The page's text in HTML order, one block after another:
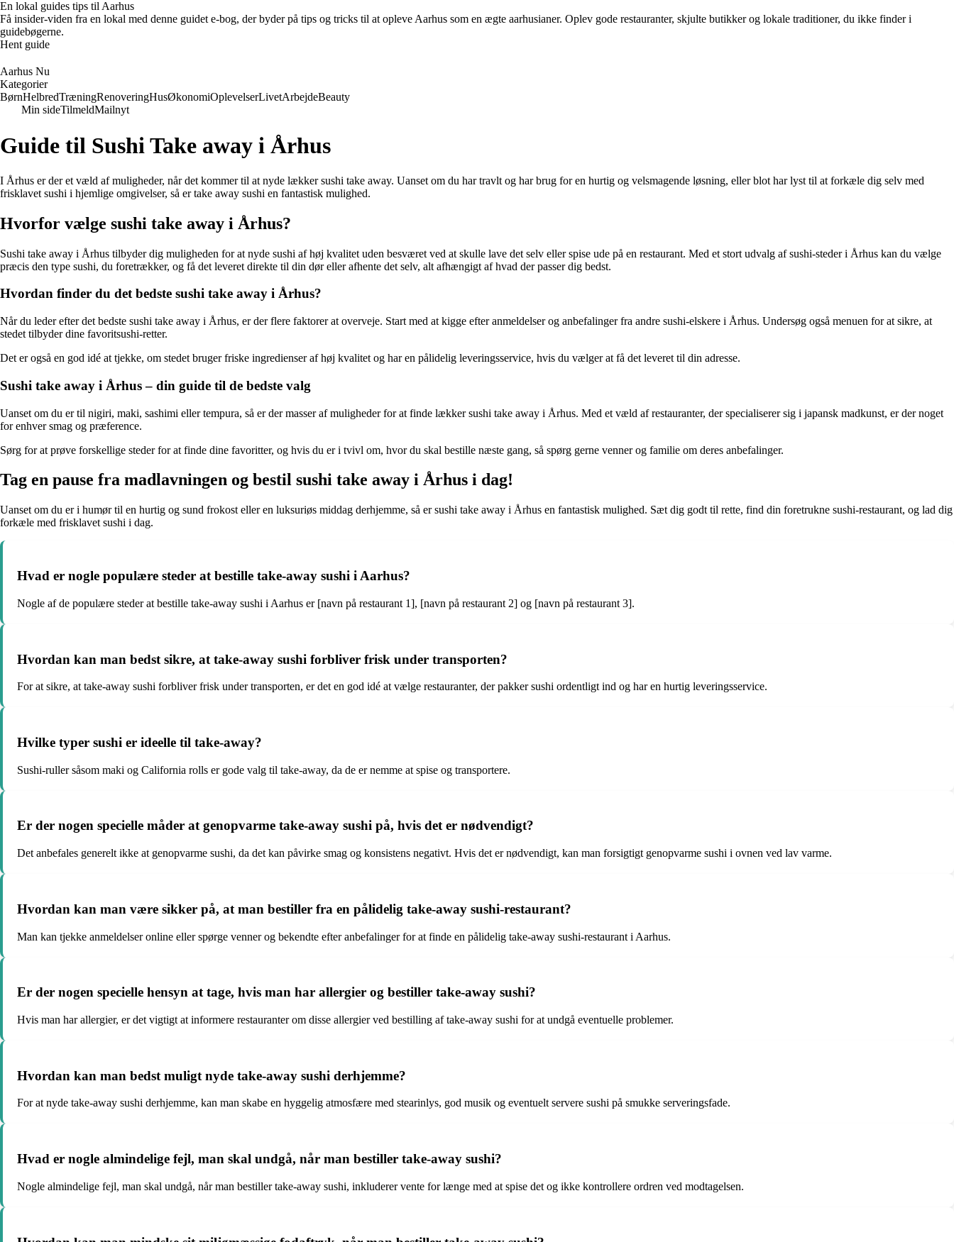
En lokal guides tips til Aarhus
Få insider-viden fra en lokal med denne guidet e-bog, der byder på tips og tricks til at opleve Aarhus som en ægte aarhusianer. Oplev gode restauranter, skjulte butikker og lokale traditioner, du ikke finder i
guidebøgerne.
Hent guide
Aarhus Nu
Kategorier
BørnHelbredTræningRenoveringHusØkonomiOplevelserLivetArbejdeBeauty
Min sideTilmeldMailnyt
Guide til Sushi Take away i Århus
I Århus er der et væld af muligheder, når det kommer til at nyde lækker sushi take away. Uanset om du har travlt og har brug for en hurtig og velsmagende løsning, eller blot har lyst til at forkæle dig selv med
frisklavet sushi i hjemlige omgivelser, så er take away sushi en fantastisk mulighed.
Hvorfor vælge sushi take away i Århus?
Sushi take away i Århus tilbyder dig muligheden for at nyde sushi af høj kvalitet uden besværet ved at skulle lave det selv eller spise ude på en restaurant. Med et stort udvalg af sushi-steder i Århus kan du vælge
præcis den type sushi, du foretrækker, og få det leveret direkte til din dør eller afhente det selv, alt afhængigt af hvad der passer dig bedst.
Hvordan finder du det bedste sushi take away i Århus?
Når du leder efter det bedste sushi take away i Århus, er der flere faktorer at overveje. Start med at kigge efter anmeldelser og anbefalinger fra andre sushi-elskere i Århus. Undersøg også menuen for at sikre, at
stedet tilbyder dine favoritsushi-retter.
Det er også en god idé at tjekke, om stedet bruger friske ingredienser af høj kvalitet og har en pålidelig leveringsservice, hvis du vælger at få det leveret til din adresse.
Sushi take away i Århus – din guide til de bedste valg
Uanset om du er til nigiri, maki, sashimi eller tempura, så er der masser af muligheder for at finde lækker sushi take away i Århus. Med et væld af restauranter, der specialiserer sig i japansk madkunst, er der noget
for enhver smag og præference.
Sørg for at prøve forskellige steder for at finde dine favoritter, og hvis du er i tvivl om, hvor du skal bestille næste gang, så spørg gerne venner og familie om deres anbefalinger.
Tag en pause fra madlavningen og bestil sushi take away i Århus i dag!
Uanset om du er i humør til en hurtig og sund frokost eller en luksuriøs middag derhjemme, så er sushi take away i Århus en fantastisk mulighed. Sæt dig godt til rette, find din foretrukne sushi-restaurant, og lad dig
forkæle med frisklavet sushi i dag.
Hvad er nogle populære steder at bestille take-away sushi i Aarhus?
Nogle af de populære steder at bestille take-away sushi i Aarhus er [navn på restaurant 1], [navn på restaurant 2] og [navn på restaurant 3].
Hvordan kan man bedst sikre, at take-away sushi forbliver frisk under transporten?
For at sikre, at take-away sushi forbliver frisk under transporten, er det en god idé at vælge restauranter, der pakker sushi ordentligt ind og har en hurtig leveringsservice.
Hvilke typer sushi er ideelle til take-away?
Sushi-ruller såsom maki og California rolls er gode valg til take-away, da de er nemme at spise og transportere.
Er der nogen specielle måder at genopvarme take-away sushi på, hvis det er nødvendigt?
Det anbefales generelt ikke at genopvarme sushi, da det kan påvirke smag og konsistens negativt. Hvis det er nødvendigt, kan man forsigtigt genopvarme sushi i ovnen ved lav varme.
Hvordan kan man være sikker på, at man bestiller fra en pålidelig take-away sushi-restaurant?
Man kan tjekke anmeldelser online eller spørge venner og bekendte efter anbefalinger for at finde en pålidelig take-away sushi-restaurant i Aarhus.
Er der nogen specielle hensyn at tage, hvis man har allergier og bestiller take-away sushi?
Hvis man har allergier, er det vigtigt at informere restauranter om disse allergier ved bestilling af take-away sushi for at undgå eventuelle problemer.
Hvordan kan man bedst muligt nyde take-away sushi derhjemme?
For at nyde take-away sushi derhjemme, kan man skabe en hyggelig atmosfære med stearinlys, god musik og eventuelt servere sushi på smukke serveringsfade.
Hvad er nogle almindelige fejl, man skal undgå, når man bestiller take-away sushi?
Nogle almindelige fejl, man skal undgå, når man bestiller take-away sushi, inkluderer vente for længe med at spise det og ikke kontrollere ordren ved modtagelsen.